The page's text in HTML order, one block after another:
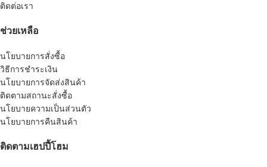
ติดต่อเรา
ช่วยเหลือ
นโยบายการสั่งซื้อ
วิธีการชำระเงิน
นโยบายการจัดส่งสินค้า
ติดตามสถานะสั่งซื้อ
นโยบายความเป็นส่วนตัว
นโยบายการคืนสินค้า
ติดตามเฮปปี้โฮม